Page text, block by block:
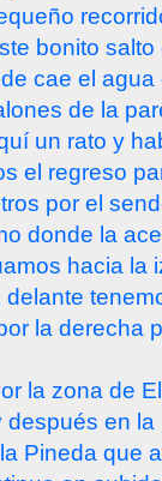
bonito
cae el
de la
un rato y
el regreso
por el
donde la
hacia la
delante
la derecha
la zona de
después en
Pineda que